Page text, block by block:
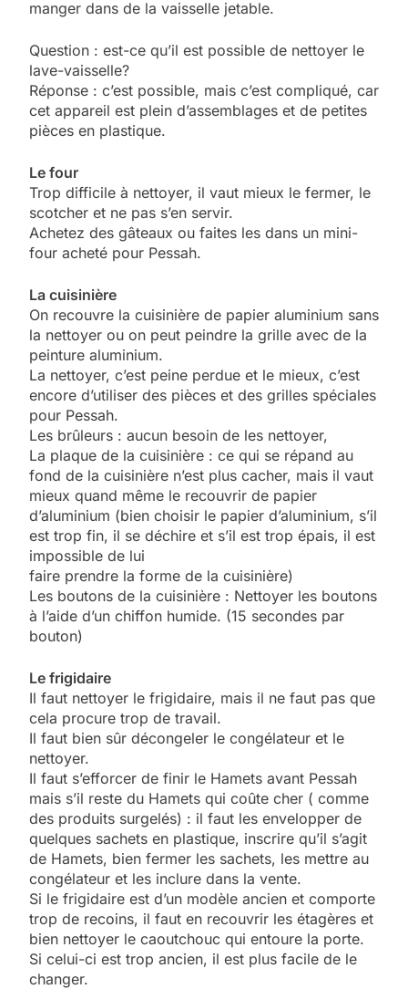
manger dans de la vaisselle jetable.
Question : est-ce qu’il est possible de nettoyer le
lave-vaisselle?
Réponse : c’est possible, mais c’est compliqué, car
cet appareil est plein d’assemblages et de petites
pièces en plastique.
Le four
Trop difficile à nettoyer, il vaut mieux le fermer, le
scotcher et ne pas s’en servir.
Achetez des gâteaux ou faites les dans un mini-
four acheté pour Pessah.
La cuisinière
On recouvre la cuisinière de papier aluminium sans
la nettoyer ou on peut peindre la grille avec de la
peinture aluminium.
La nettoyer, c’est peine perdue et le mieux, c’est
encore d’utiliser des pièces et des grilles spéciales
pour Pessah.
Les brûleurs : aucun besoin de les nettoyer,
La plaque de la cuisinière : ce qui se répand au
fond de la cuisinière n’est plus cacher, mais il vaut
mieux quand même le recouvrir de papier
d’aluminium (bien choisir le papier d’aluminium, s’il
est trop fin, il se déchire et s’il est trop épais, il est
impossible de lui
faire prendre la forme de la cuisinière)
Les boutons de la cuisinière : Nettoyer les boutons
à l’aide d’un chiffon humide. (15 secondes par
bouton)
Le frigidaire
Il faut nettoyer le frigidaire, mais il ne faut pas que
cela procure trop de travail.
Il faut bien sûr décongeler le congélateur et le
nettoyer.
Il faut s’efforcer de finir le Hamets avant Pessah
mais s’il reste du Hamets qui coûte cher ( comme
des produits surgelés) : il faut les envelopper de
quelques sachets en plastique, inscrire qu’il s’agit
de Hamets, bien fermer les sachets, les mettre au
congélateur et les inclure dans la vente.
Si le frigidaire est d’un modèle ancien et comporte
trop de recoins, il faut en recouvrir les étagères et
bien nettoyer le caoutchouc qui entoure la porte.
Si celui-ci est trop ancien, il est plus facile de le
changer.